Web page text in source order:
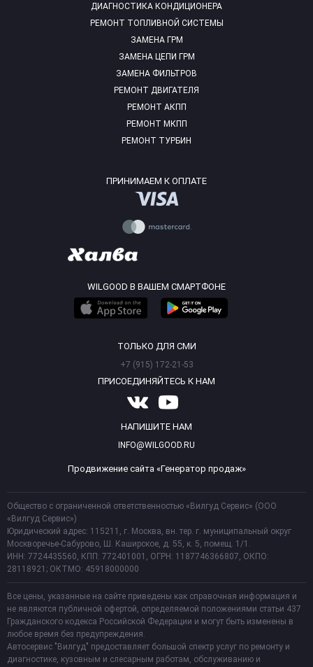
ДИАГНОСТИКА КОНДИЦИОНЕРА
РЕМОНТ ТОПЛИВНОЙ СИСТЕМЫ
ЗАМЕНА ГРМ
ЗАМЕНА ЦЕПИ ГРМ
ЗАМЕНА ФИЛЬТРОВ
РЕМОНТ ДВИГАТЕЛЯ
РЕМОНТ АКПП
РЕМОНТ МКПП
РЕМОНТ ТУРБИН
ПРИНИМАЕМ К ОПЛАТЕ
WILGOOD В ВАШЕМ СМАРТФОНЕ
ТОЛЬКО ДЛЯ СМИ
+7 (915) 172-21-53
ПРИСОЕДИНЯЙТЕСЬ К НАМ
НАПИШИТЕ НАМ
INFO@WILGOOD.RU
Продвижение сайта «Генератор продаж»
Общество с ограниченной ответственностью «Вилгуд Сервис» (ООО
«Вилгуд Сервис»)
Юридический адрес: 115211, г. Москва, вн. тер. г. муниципальный округ
Москворечье-Сабурово, Ш. Каширское, д. 55, к. 5, помещ. 1/1.
ИНН: 7724435560, КПП: 772401001, ОГРН: 1187746366807, ОКПО:
28118921; ОКТМО: 45918000000
Все цены, указанные на сайте приведены как справочная информация и
не являются публичной офертой, определяемой положениями статьи 437
Гражданского кодекса Российской Федерации и могут быть изменены в
любое время без предупреждения.
Автосервис "Вилгуд" предоставляет большой спектр услуг по ремонту и
диагностике, кузовным и слесарным работам, обслуживанию и